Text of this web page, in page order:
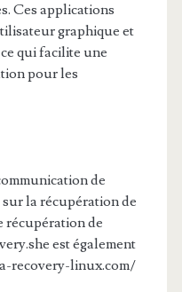
Ces applications
graphique et
qui facilite une
pour les
de
sur la récupération de
récupération de
est également
recovery-linux.com/